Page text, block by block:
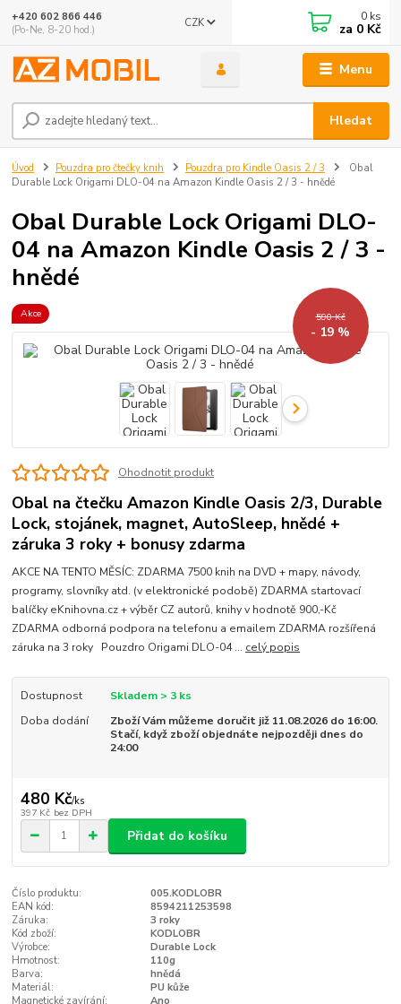
Menu
CZK
Hledat
+420 602 866 446
(Po-Ne, 8-20 hod.)
0 ks
za 0 Kč
Úvod Pouzdra pro čtečky knih Pouzdra pro Kindle Oasis 2 / 3
Obal
Durable Lock Origami DLO-04 na Amazon Kindle Oasis 2 / 3 - hnědé
Obal Durable Lock Origami DLO-
04 na Amazon Kindle Oasis 2 / 3 -
hnědé
Akce 590 Kč
- 19 %
Ohodnotit produkt
Obal na čtečku Amazon Kindle Oasis 2/3, Durable
Lock, stojánek, magnet, AutoSleep, hnědé +
záruka 3 roky + bonusy zdarma
AKCE NA TENTO MĚSÍC: ZDARMA 7500 knih na DVD + mapy, návody,
programy, slovníky atd. (v elektronické podobě) ZDARMA startovací
balíčky eKnihovna.cz + výběr CZ autorů, knihy v hodnotě 900,-Kč
ZDARMA odborná podpora na telefonu a emailem ZDARMA rozšířená
záruka na 3 roky Pouzdro Origami DLO-04 ... celý popis
Dostupnost
Skladem > 3 ks
Doba dodání
Zboží Vám můžeme doručit již 11.08.2026 do 16:00.
Stačí, když zboží objednáte nejpozději dnes do
24:00
480 Kč/ks
397 Kč bez DPH
Přidat do košíku
Číslo produktu:
005.KODLOBR
EAN kód:
8594211253598
Záruka:
3 roky
Kód zboží:
KODLOBR
Výrobce:
Durable Lock
Hmotnost:
110g
Barva:
hnědá
Materiál:
PU kůže
Magnetické zavírání:
Ano